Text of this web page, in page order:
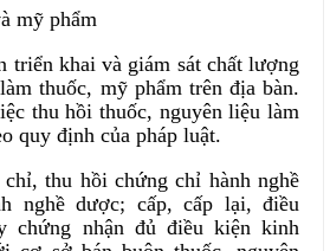
mỹ phẩm
triển khai và giám sát chất lượng
thuốc, mỹ phẩm trên địa bàn.
thu hồi thuốc, nguyên liệu làm
quy định của pháp luật.
thu hồi chứng chỉ hành nghề
nghề dược; cấp, cấp lại, điều
chứng nhận đủ điều kiện kinh